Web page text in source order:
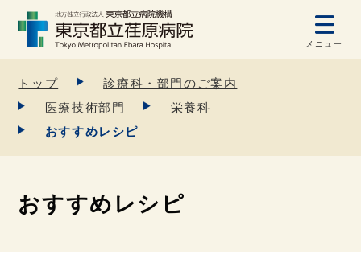
メニュー
トップ
診療科・部門のご案内
医療技術部門
栄養科
おすすめレシピ
おすすめレシピ